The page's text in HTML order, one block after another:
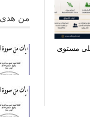
مستوى
من هدى